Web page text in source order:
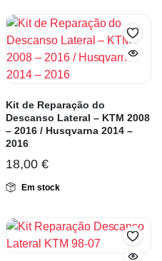
Kit de Reparação do
Descanso Lateral – KTM 2008
– 2016 / Husqvarna 2014 –
2016
18,00 €
Em stock